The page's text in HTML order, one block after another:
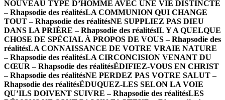
NOUVEAU TYPE D’HOMME AVEC UNE VIE DISTINCTE
– Rhapsodie des réalitésLA COMMUNION QUI CHANGE
TOUT – Rhapsodie des réalitésNE SUPPLIEZ PAS DIEU
DANS LA PRIÈRE – Rhapsodie des réalitésIL Y A QUELQUE
CHOSE DE SPÉCIAL À PROPOS DE VOUS – Rhapsodie des
réalitésLA CONNAISSANCE DE VOTRE VRAIE NATURE
– Rhapsodie des réalitésLA CIRCONCISION VENANT DU
CŒUR – Rhapsodie des réalitésÉDIFIEZ-VOUS EN CHRIST
– Rhapsodie des réalitésNE PERDEZ PAS VOTRE SALUT –
Rhapsodie des réalitésÉDUQUEZ-LES SELON LA VOIE
QU’ILS DOIVENT SUIVRE – Rhapsodie des réalitésLES